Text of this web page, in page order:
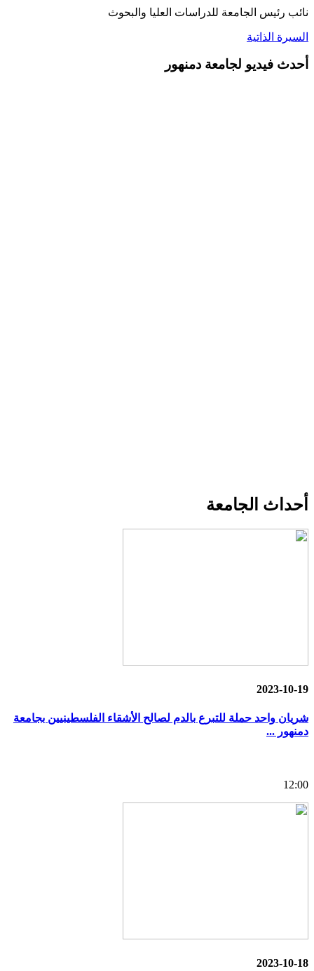
نائب رئيس الجامعة للدراسات العليا والبحوث
السيرة الذاتية
أحدث فيديو لجامعة دمنهور
أحداث الجامعة
2023-10-19
شريان واحد حملة للتبرع بالدم لصالح الأشقاء الفلسطينيين بجامعة
دمنهور ...
12:00
2023-10-18